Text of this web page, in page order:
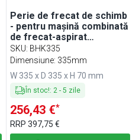
Perie de frecat de schimb
- pentru mașină combinată
de frecat-aspirat
BRMHK6000
SKU: BHK335
Dimensiune: 335mm
W 335 x D 335 x H 70 mm
În stoc!: 2 -5 zile
256,43 €*
RRP397,75 €